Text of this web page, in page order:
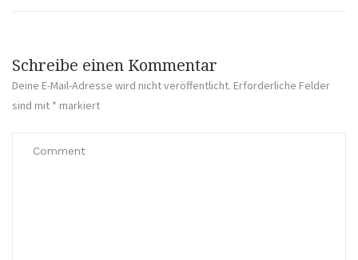
Schreibe einen Kommentar
Deine E-Mail-Adresse wird nicht veröffentlicht. Erforderliche Felder
sind mit * markiert